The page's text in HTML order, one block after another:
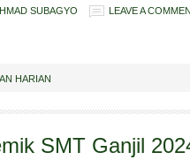
SUBAGYO LEAVE A
HARIAN
SMT Ganjil